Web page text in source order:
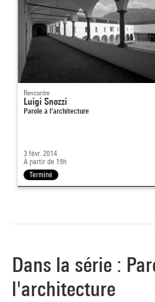
Rencontre
Luigi Snozzi
Parole à l'architecture
3 févr. 2014
À partir de 19h
Terminé
Dans la série :
l'architecture